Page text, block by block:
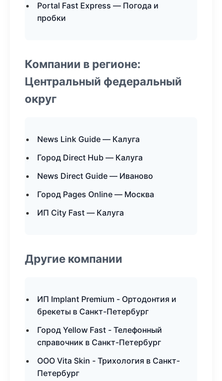
Portal Fast Express — Погода и
пробки
Компании в регионе:
Центральный федеральный
округ
News Link Guide — Калуга
Город Direct Hub — Калуга
News Direct Guide — Иваново
Город Pages Online — Москва
ИП City Fast — Калуга
Другие компании
ИП Implant Premium - Ортодонтия и
брекеты в Санкт-Петербург
Город Yellow Fast - Телефонный
справочник в Санкт-Петербург
ООО Vita Skin - Трихология в Санкт-
Петербург